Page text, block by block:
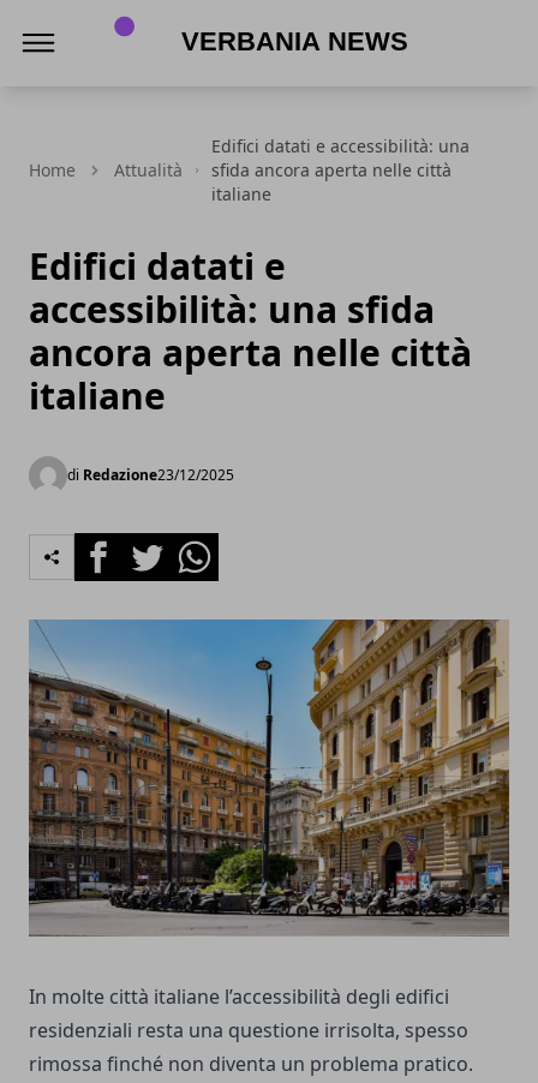
Home Attualità
Edifici datati e accessibilità: una
sfida ancora aperta nelle città
italiane
Edifici datati e
accessibilità: una sfida
ancora aperta nelle città
italiane
di Redazione23/12/2025
FacebookTwitterWhatsapp
In molte città italiane l’accessibilità degli edifici
residenziali resta una questione irrisolta, spesso
rimossa finché non diventa un problema pratico.